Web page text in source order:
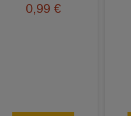
0,99 €